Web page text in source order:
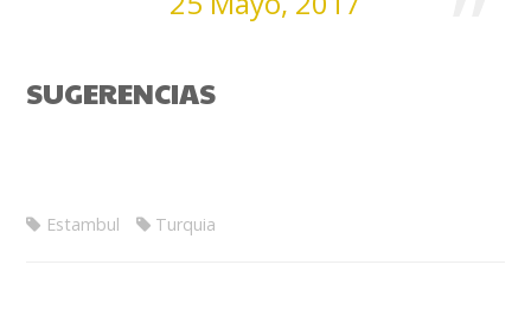
SUGERENCIAS
Estambul Turquia